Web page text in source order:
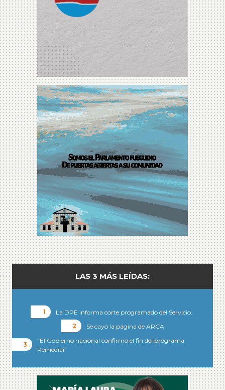
LAS 3 MÁS LEÍDAS:
La DPE informa corte programado del Servicio…
Se cayó la página de ARCA
“El Gobierno nacional confirmó el fin del programa
Remediar”